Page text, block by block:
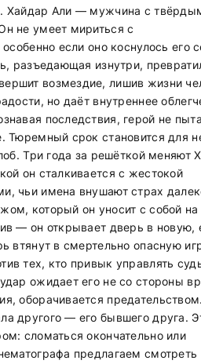
Хайдар Али — мужчина с
не умеет мириться с
если оно коснулось его
разъедающая изнутри,
возмездие, лишив жизни
но даёт внутреннее
последствия, герой не
Тюремный срок становится для
Три года за решёткой меняют
он сталкивается с жестокой
чьи имена внушают страх
который он уносит с собой на
— он открывает дверь в новую,
втянут в смертельно опасную
тех, кто привык управлять
ожидает его не со стороны
оборачивается предательством.
другого — его бывшего друга.
сломаться окончательно или
предлагаем смотреть